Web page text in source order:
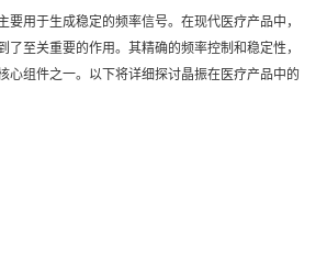
要用于生成稳定的频率信号。在现代医疗产品中，
了至关重要的作用。其精确的频率控制和稳定性，
心组件之一。以下将详细探讨晶振在医疗产品中的